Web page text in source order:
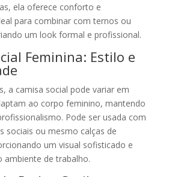
ela oferece conforto e
para combinar com ternos ou
um look formal e profissional.
Feminina: Estilo e
a camisa social pode variar em
ao corpo feminino, mantendo
Pode ser usada com
sociais ou mesmo calças de
um visual sofisticado e
ambiente de trabalho.